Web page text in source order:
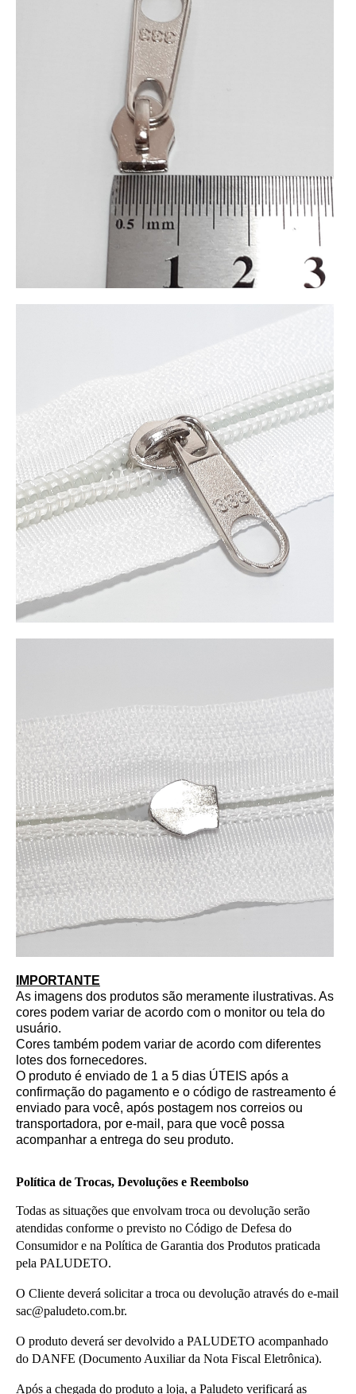
IMPORTANTE
As imagens dos produtos são meramente ilustrativas. As
cores podem variar de acordo com o monitor ou tela do
usuário.
Cores também podem variar de acordo com diferentes
lotes dos fornecedores.
O produto é enviado de 1 a 5 dias ÚTEIS após a
confirmação do pagamento e o código de rastreamento é
enviado para você, após postagem nos correios ou
transportadora, por e-mail, para que você possa
acompanhar a entrega do seu produto.
Política de Trocas, Devoluções e Reembolso
Todas as situações que envolvam troca ou devolução serão
atendidas conforme o previsto no Código de Defesa do
Consumidor e na Política de Garantia dos Produtos praticada
pela PALUDETO.
sac@paludeto.com.br.
O produto deverá ser devolvido a PALUDETO acompanhado
do DANFE (Documento Auxiliar da Nota Fiscal Eletrônica).
Após a chegada do produto a loja, a Paludeto verificará as